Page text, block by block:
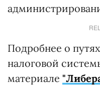
Подробнее о
налоговой
материале